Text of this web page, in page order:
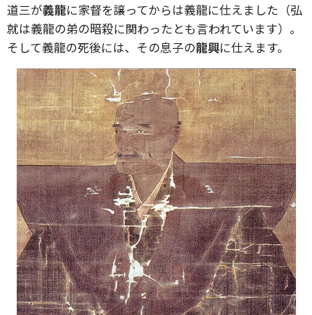
道三が義龍に家督を譲ってからは義龍に仕えました（弘
就は義龍の弟の暗殺に関わったとも言われています）。
そして義龍の死後には、その息子の龍興に仕えます。